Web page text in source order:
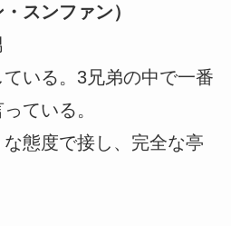
スンファン）
いる。3兄弟の中で一番
ている。
態度で接し、完全な亭